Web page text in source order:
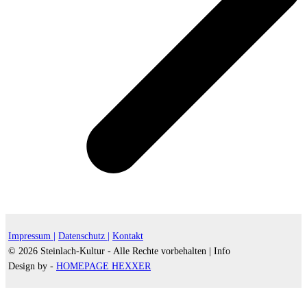
Impressum | Datenschutz |
Kontakt
© 2026 Steinlach-Kultur - Alle Rechte vorbehalten |
Info
Design by - HOMEPAGE HEXXER